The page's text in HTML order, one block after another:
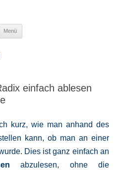
Menü
einfach ablesen
kurz, wie man anhand des
kann, ob man an einer
Dies ist ganz einfach an
abzulesen, ohne die